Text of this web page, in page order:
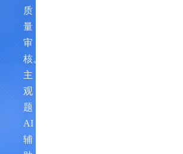
质
量
审
核。
主
观
题
AI
辅